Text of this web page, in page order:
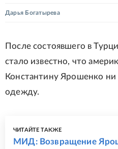
Дарья Богатырева
После состоявшего в
стало известно, что
Константину Ярошенко
одежду.
ЧИТАЙТЕ ТАКЖЕ
МИД: Возвращение